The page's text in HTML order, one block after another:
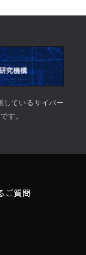
しているサイバー
す。
ご質問